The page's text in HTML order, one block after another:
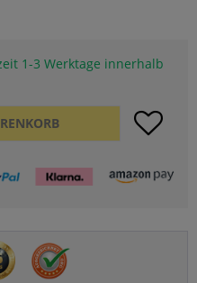
1-3 Werktage innerhalb